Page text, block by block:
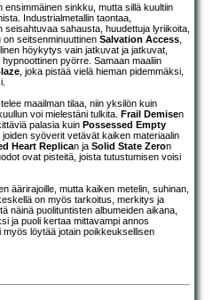
ensimmäinen sinkku, mutta sillä kuultiin
Industrialmetallin taontaa,
sahausta, huudettuja lyriikoita,
seitsenminuuttinen Salvation Access
höykytys vain jatkuvat ja jatkuvat,
pyörre. Samaan maaliin
, joka pistää vielä hieman pidemmäksi,
maailman tilaa, niin yksilön kuin
voi mielestäni tulkita. Frail Demisen
palasia kuin Possessed Empty
syöverit vetävät kaiken materiaalin
Heart Replican ja Solid State Zeron
ovat pisteitä, joista tutustumisen voisi
äärirajoille, mutta kaiken metelin, suhinan,
on myös tarkoitus, merkitys ja
näinä puolituntisten albumeiden aikana,
ja puoli kertaa mittavampi annos
löytää jotain poikkeuksellisen